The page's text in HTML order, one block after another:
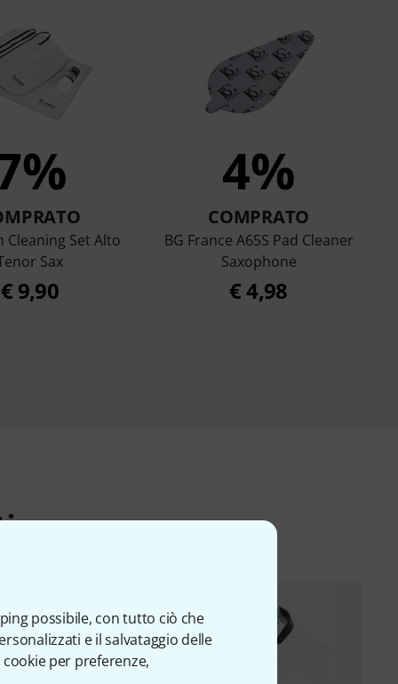
possibile, con tutto ciò che
e il salvataggio delle
per preferenze,
Cleaning Set Alto
Sax
€ 9,90
4%
COMPRATO
BG France A65S Pad Cleaner
Saxophone
€ 4,98